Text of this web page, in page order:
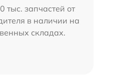
тыс. запчастей от
в наличии на
складах.